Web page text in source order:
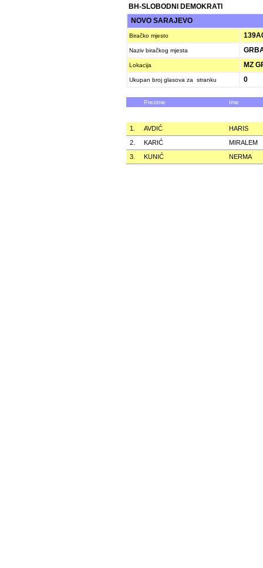
BH-SLOBODNI DEMOKRATI
NOVO SARAJEVO
Biračko mjesto
Naziv biračkog mjesta
Lokacija MZ
Ukupan broj glasova za stranku 0
Prezime Ime
1. AVDIĆ
HARIS
2.
KARIĆ
MIRALEM
3.
KUNIĆ NERMA